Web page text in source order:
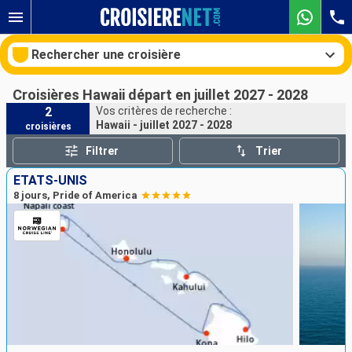
Rechercher une croisière
Nos destinations
Mois de départ
Ports
Rechercher
Croisières Hawaii départ en juillet 2027 - 2028
2
croisières
Vos critères de recherche :
Hawaii - juillet 2027 - 2028
Filtrer Trier
ÉTATS-UNIS
8 jours, Pride of America